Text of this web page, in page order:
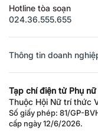
Hotline tòa soạn
024.36.555.655
Thông tin doanh
Tạp chí điện tử Phụ
Thuộc Hội Nữ trí thức
Số giấy phép: 81/GP-
cấp ngày 12/6/2026.